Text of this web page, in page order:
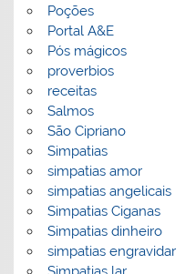
Poções
Portal A&E
Pós mágicos
proverbios
receitas
Salmos
São Cipriano
Simpatias
simpatias amor
simpatias angelicais
Simpatias Ciganas
Simpatias dinheiro
simpatias engravidar